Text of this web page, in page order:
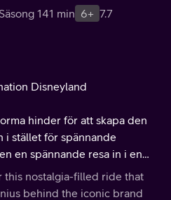
141 min 6+ 7.7
Disneyland
hinder för att skapa den
i stället för spännande
en spännande resa in i en
av att vara inne i en film.
this nostalgia-filled ride that
behind the iconic brand